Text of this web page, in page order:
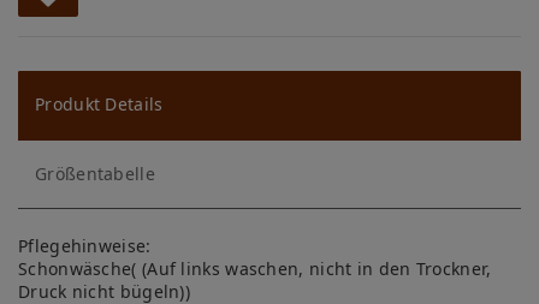
W
u
ns
ch
lis
te
Produkt Details
Größentabelle
Pflegehinweise:
Schonwäsche( (Auf links waschen, nicht in den Trockner,
Druck nicht bügeln))